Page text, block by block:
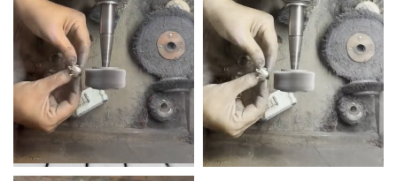
Puede haber variaciones de tamaño, color o terminación entre piezas de la misma
serie. Es la garantía de un trabajo artesanal.